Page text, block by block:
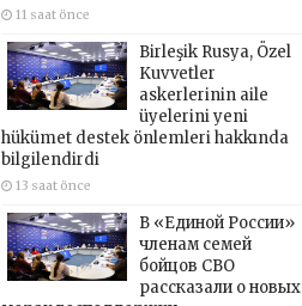
11 saat önce
Birleşik Rusya, Özel
Kuvvetler
askerlerinin aile
üyelerini yeni
hükümet destek önlemleri hakkında
bilgilendirdi
13 saat önce
В «Единой России»
членам семей
бойцов СВО
рассказали о новых